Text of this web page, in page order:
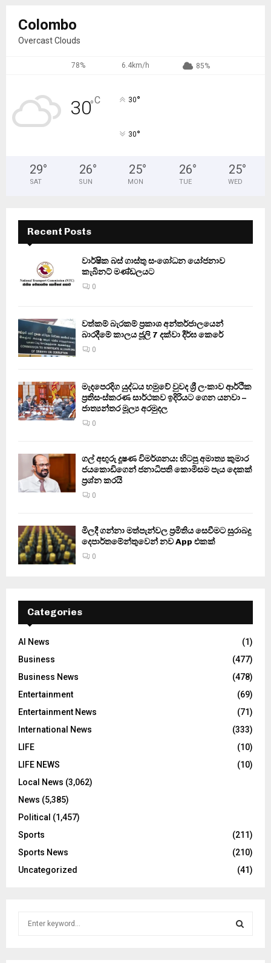
Colombo
Overcast Clouds
78% 6.4km/h 85%
30°C 30°
30°
29°
SAT
26°
SUN
25°
MON
26°
TUE
25°
WED
Recent Posts
වාර්ෂික බස් ගාස්තු සංශෝධන යෝජනාව
කැබිනට් මණ්ඩලයට
0
වත්කම් බැරකම් ප්‍රකාශ අන්තර්ජාලයෙන්
බාරදීමේ කාලය ජූලි 7 දක්වා දීර්ඝ කෙරේ
0
මැදපෙරදිග යුද්ධය හමුවේ වුවද ශ්‍රී ලංකාව ආර්ථික
ප්‍රතිසංස්කරණ සාර්ථකව ඉදිරියට ගෙන යනවා –
ජාත්‍යන්තර මූල්‍ය අරමුදල
0
ගල් අඟුරු දූෂණ විමර්ශනය: හිටපු අමාත්‍ය කුමාර
ජයකොඩිගෙන් ජනාධිපති කොමිසම පැය දෙකක්
ප්‍රශ්න කරයි
0
මිලදී ගන්නා මත්පැන්වල ප්‍රමිතිය සෙවීමට සුරාබදු
දෙපාර්තමේන්තුවෙන් නව App එකක්
0
Categories
AI News
(1)
Business
(477)
Business News
(478)
Entertainment
(69)
Entertainment News
(71)
International News
(333)
LIFE
(10)
LIFE NEWS
(10)
Local News (3,062)
News (5,385)
Political (1,457)
Sports
(211)
Sports News
(210)
Uncategorized
(41)